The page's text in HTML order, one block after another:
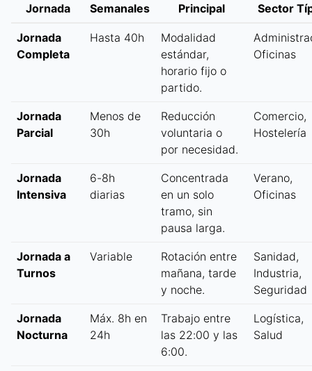
Jornada
Semanales
Principal
Sector
Jornada
Completa
Hasta 40h
Modalidad
estándar,
horario fijo o
partido.
Oficinas
Jornada
Parcial
Menos de
30h
Reducción
voluntaria o
por necesidad.
Comercio,
Hostelería
Jornada
Intensiva
6-8h
diarias
Concentrada
en un solo
tramo, sin
pausa larga.
Verano,
Oficinas
Jornada a
Turnos
Variable
Rotación entre
mañana, tarde
y noche.
Sanidad,
Industria,
Seguridad
Jornada
Nocturna
Máx. 8h en
24h
Trabajo entre
las 22:00 y las
6:00.
Logística,
Salud